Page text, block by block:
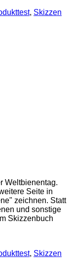
, Skizzen
Weltbienentag.
Seite in
zeichnen. Statt
und sonstige
Skizzenbuch
, Skizzen